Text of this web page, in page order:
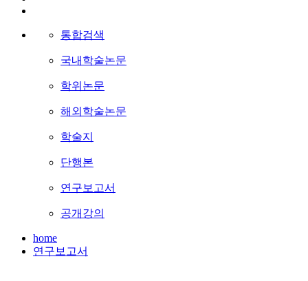
통합검색
국내학술논문
학위논문
해외학술논문
학술지
단행본
연구보고서
공개강의
home
연구보고서